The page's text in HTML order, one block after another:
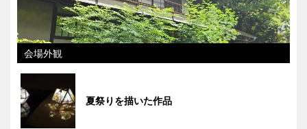
会場外観
夏祭りを描いた作品